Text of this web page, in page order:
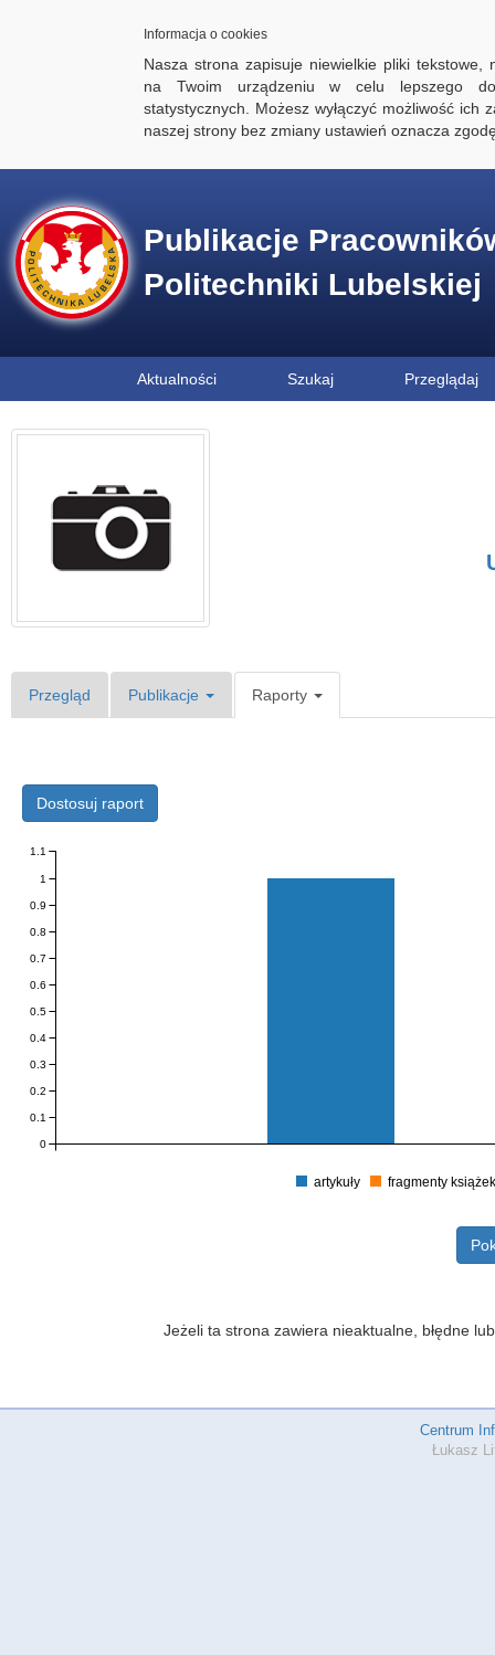
Informacja o cookies
Nasza strona zapisuje niewielkie pliki tekstowe,
na Twoim urządzeniu w celu lepszego
statystycznych. Możesz wyłączyć możliwość ich
naszej strony bez zmiany ustawień oznacza
Publikacje
Politechniki Lubelskiej
Aktualności Szukaj Przeglądaj
Przegląd Publikacje Raporty
Dostosuj raport
0
0.1
0.2
0.3
0.4
0.5
0.6
0.7
0.8
0.9
1
1.1
artykuły fragmenty
Jeżeli ta strona zawiera nieaktualne, błędne
Centrum
Łukasz